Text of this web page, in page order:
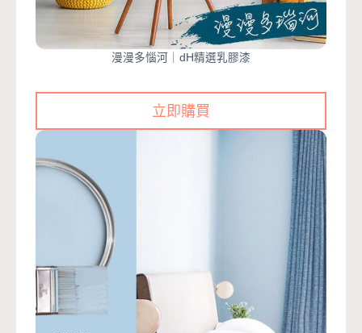
漫漫多惱河｜dH精選乳膠漆
立即購買